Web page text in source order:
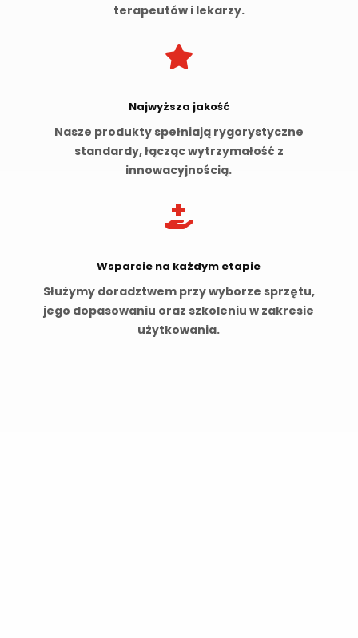
terapeutów i lekarzy.

Najwyższa jakość
Nasze produkty spełniają rygorystyczne
standardy, łącząc wytrzymałość z
innowacyjnością.

Wsparcie na każdym etapie
Służymy doradztwem przy wyborze sprzętu,
jego dopasowaniu oraz szkoleniu w zakresie
użytkowania.